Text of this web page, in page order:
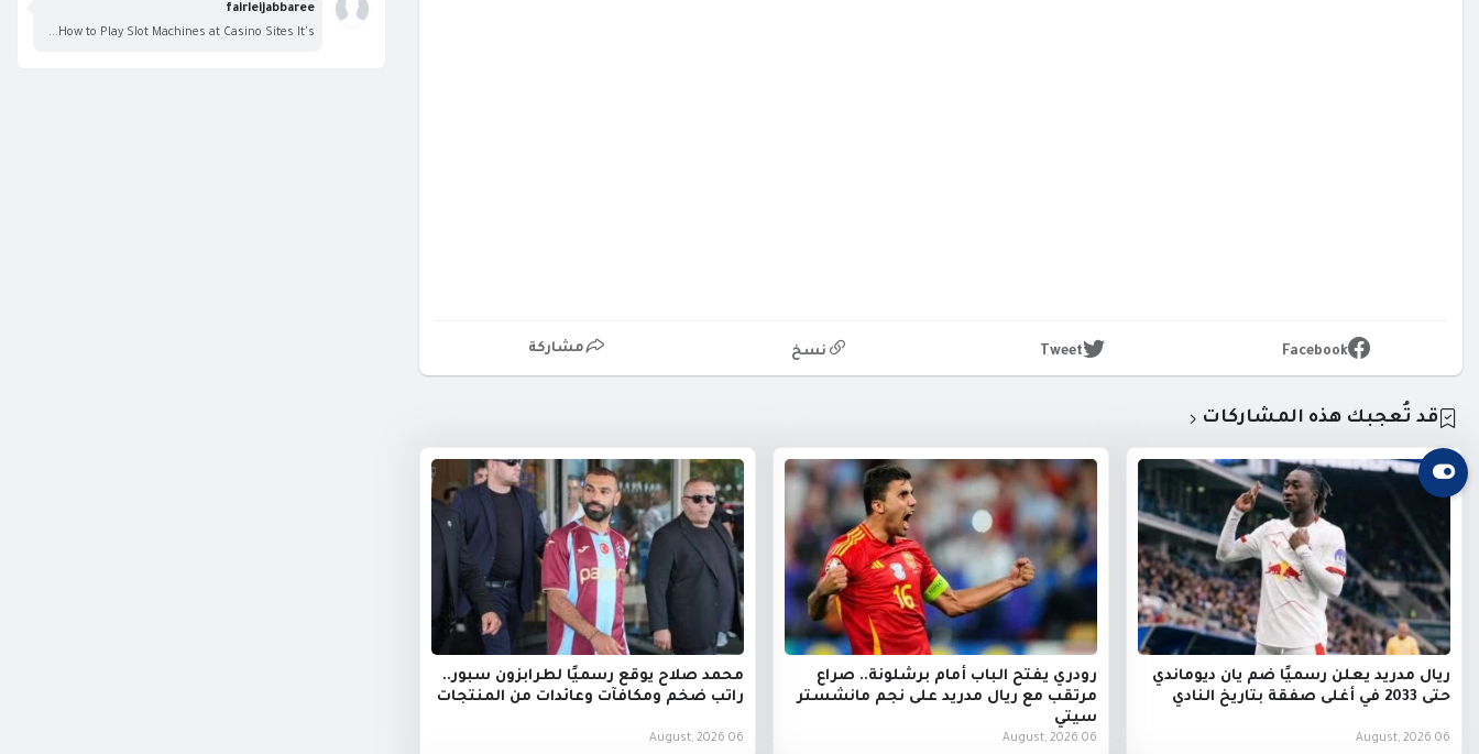
Facebook
Tweet نسخ مشاركة
قد تُعجبك هذه المشاركات
ريال مدريد يعلن رسميًا ضم يان ديوماندي
حتى 2033 في أغلى صفقة بتاريخ النادي
06 August, 2026
رودري يفتح الباب أمام برشلونة.. صراع
مرتقب مع ريال مدريد على نجم مانشستر
سيتي
06 August, 2026
محمد صلاح يوقع رسميًا لطرابزون سبور..
راتب ضخم ومكافآت وعائدات من المنتجات
06 August, 2026
fairleijabbaree
How to Play Slot Machines at Casino Sites It's...